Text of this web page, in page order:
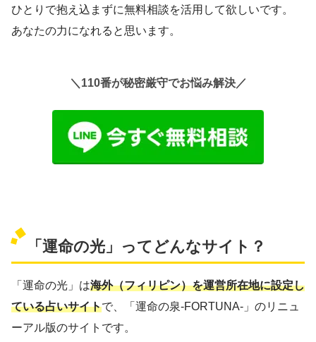
ひとりで抱え込まずに無料相談を活用して欲しいです。
あなたの力になれると思います。
＼110番が秘密厳守でお悩み解決／
「運命の光」ってどんなサイト？
「運命の光」は海外（フィリピン）を運営所在地に設定し
ている占いサイトで、「運命の泉-FORTUNA-」のリニュ
ーアル版のサイトです。